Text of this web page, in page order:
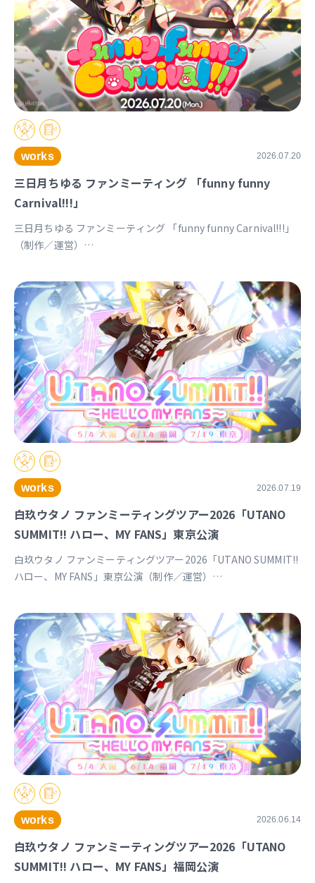
works 2026.07.20
三日月ちゆる ファンミーティング 「funny funny
Carnival!!!」
三日月ちゆる ファンミーティング 「funny funny Carnival!!!」
（制作／運営）
works 2026.07.19
白玖ウタノ ファンミーティングツアー2026「UTANO
SUMMIT!! ハロー、MY FANS」東京公演
白玖ウタノ ファンミーティングツアー2026「UTANO SUMMIT!!
ハロー、MY FANS」東京公演（制作／運営）
works 2026.06.14
白玖ウタノ ファンミーティングツアー2026「UTANO
SUMMIT!! ハロー、MY FANS」福岡公演